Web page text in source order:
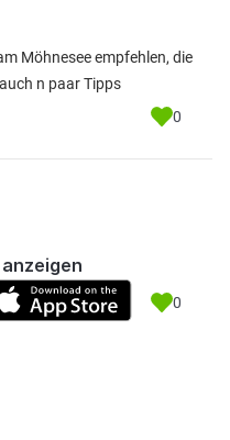
Möhnesee empfehlen, die
n paar Tipps
0
0